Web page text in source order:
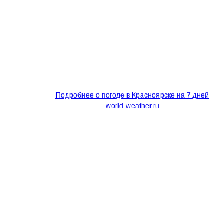
Подробнее о погоде в Красноярске на 7 дней
world-weather.ru